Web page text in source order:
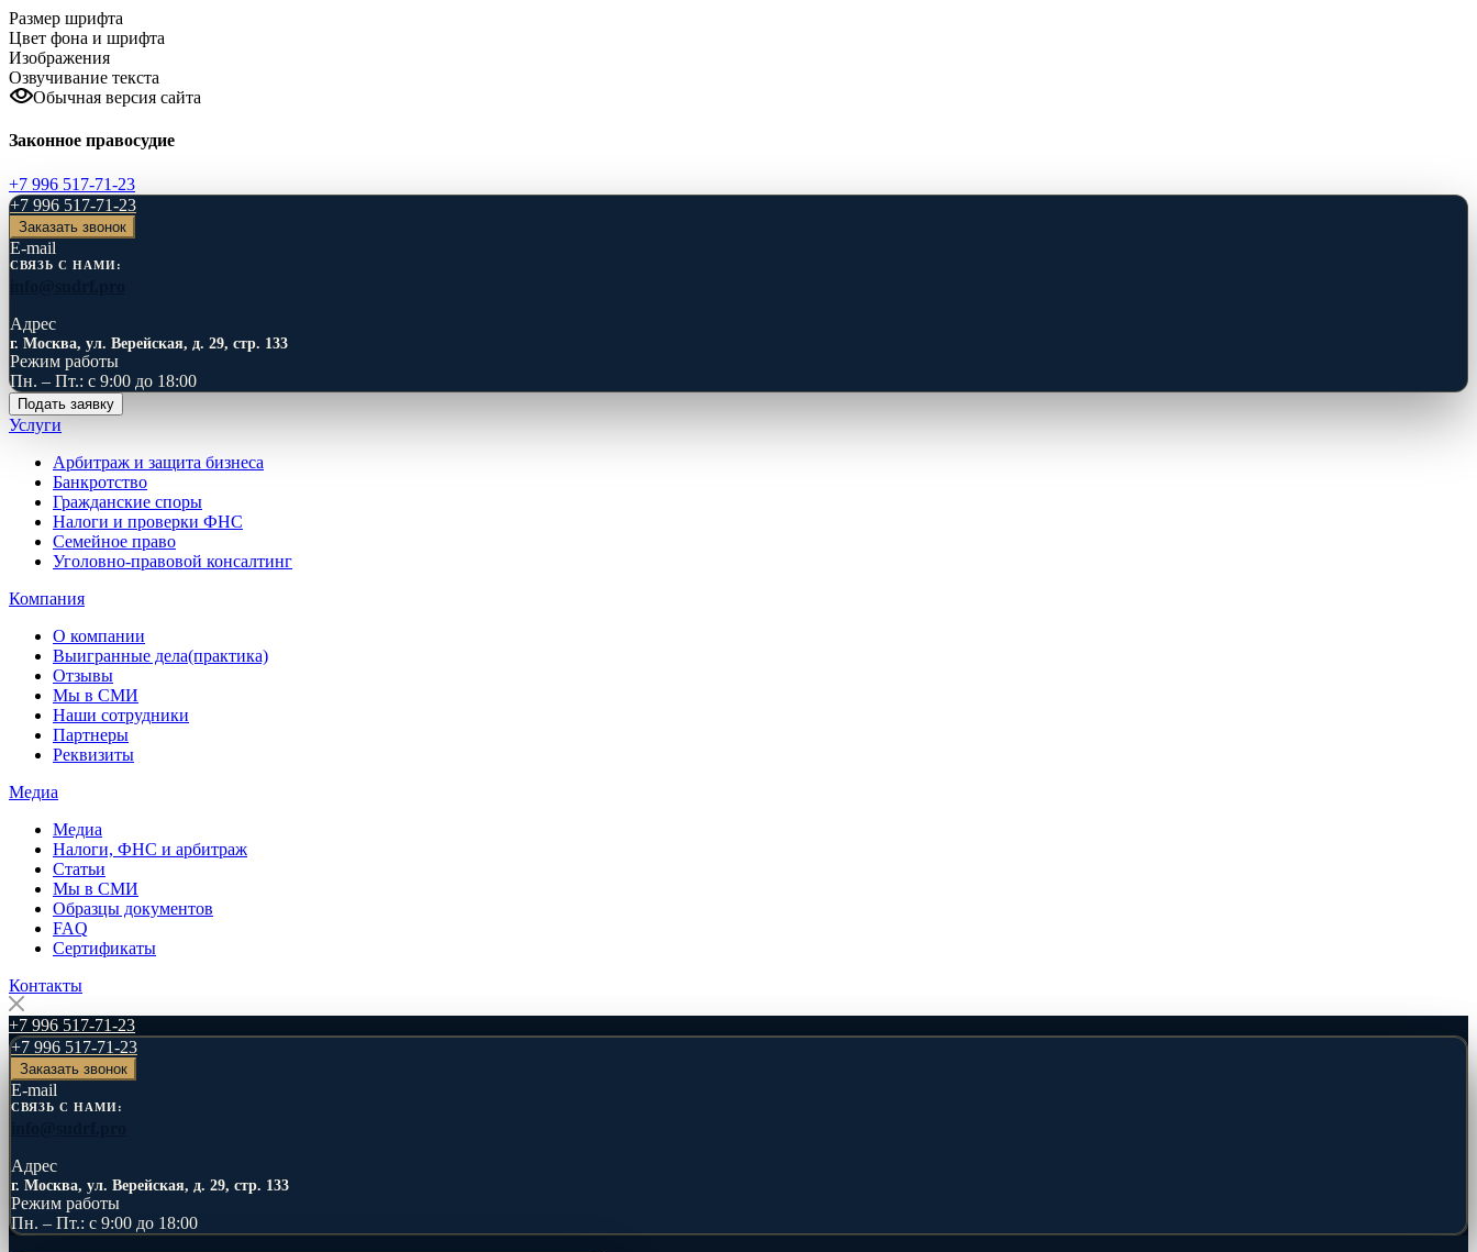
Размер шрифта
Цвет фона и шрифта
Изображения
Озвучивание текста
Обычная версия сайта
Законное правосудие
+7 996 517-71-23
+7 996 517-71-23
Заказать звонок
E-mail
СВЯЗЬ С НАМИ:
Адрес
г. Москва, ул. Верейская, д. 29, стр. 133
Режим работы
Пн. – Пт.: с 9:00 до 18:00
Подать заявку
Услуги
Арбитраж и защита бизнеса
Банкротство
Гражданские споры
Налоги и проверки ФНС
Семейное право
Уголовно-правовой консалтинг
Компания
О компании
Выигранные дела(практика)
Отзывы
Мы в СМИ
Наши сотрудники
Партнеры
Реквизиты
Медиа
Медиа
Налоги, ФНС и арбитраж
Статьи
Мы в СМИ
Образцы документов
FAQ
Сертификаты
Контакты
+7 996 517-71-23
+7 996 517-71-23
Заказать звонок
E-mail
СВЯЗЬ С НАМИ:
Адрес
г. Москва, ул. Верейская, д. 29, стр. 133
Режим работы
Пн. – Пт.: с 9:00 до 18:00